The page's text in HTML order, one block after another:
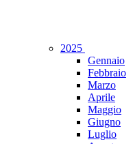
2025
Gennaio
Febbraio
Marzo
Aprile
Maggio
Giugno
Luglio